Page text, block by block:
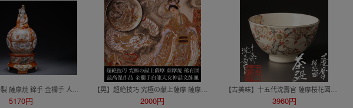
5170円
【晃】超絶技巧 究極の献上薩摩 薩摩焼 金襴手色絵金彩 白龍天女神話文皿 飾皿 径24.3cm 細密画の極み 美術品 FI014
2000円 3960円